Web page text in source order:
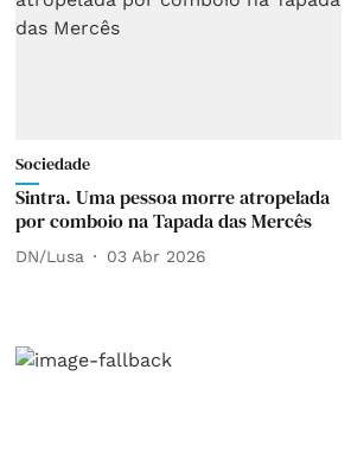
Sociedade
Sintra. Uma pessoa morre atropelada
por comboio na Tapada das Mercês
DN/Lusa 03 Abr 2026